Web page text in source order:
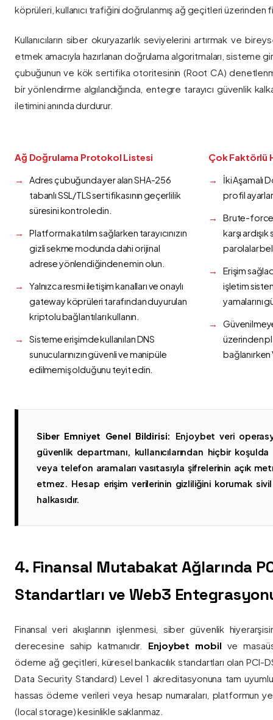
köprüleri, kullanıcı trafiğini doğrulanmış ağ geçitleri üzerinden
Kullanıcıların siber okuryazarlık seviyelerini artırmak ve
etmek amacıyla hazırlanan doğrulama algoritmaları, sisteme
çubuğunun ve kök sertifika otoritesinin (Root CA)
bir yönlendirme algılandığında, entegre tarayıcı güvenlik
iletimini anında durdurur.
Ağ Doğrulama Protokol Listesi
Adres çubuğunda yer alan SHA-256
tabanlı SSL/TLS sertifikasının geçerlilik
süresini kontrol edin.
Platforma katılım sağlarken tarayıcınızın
gizli sekme modunda dahi orijinal
adrese yönlendiğinden emin olun.
Yalnızca resmi iletişim kanalları ve onaylı
gateway köprüleri tarafından duyurulan
kriptolu bağlantıları kullanın.
Sisteme erişimde kullanılan DNS
sunucularınızın güvenli ve manipüle
edilmemiş olduğunu teyit edin.
Çok Faktörlü
İki Aşamalı
profil
Brute-force
karşı
parolalar
Erişim
işletim
yamalarını
üzerinden
bağlanırken
Siber Emniyet Genel Bildirisi:
Enjoybet veri
güvenlik departmanı, kullanıcılarından hiçbir
veya telefon aramaları vasıtasıyla şifrelerinin açık
etmez. Hesap erişim verilerinin gizliliğini korumak
halkasıdır.
4. Finansal Mutabakat Ağlarında
Standartları ve Web3
Finansal veri akışlarının işlenmesi, siber güvenlik
derecesine sahip katmanıdır. Enjoybet mobil ve
ödeme ağ geçitleri, küresel bankacılık standartları olan PCI-
Data Security Standard) Level 1 akreditasyonuna tam
hassas ödeme verileri veya hesap numaraları, platformun
(local storage) kesinlikle saklanmaz.